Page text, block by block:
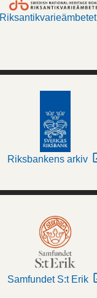
Riksantikvarieämbetet
Riksbankens arkiv
Samfundet S:t Erik